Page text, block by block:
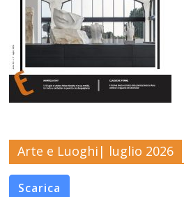
Arte e Luoghi| luglio 2026
Scarica